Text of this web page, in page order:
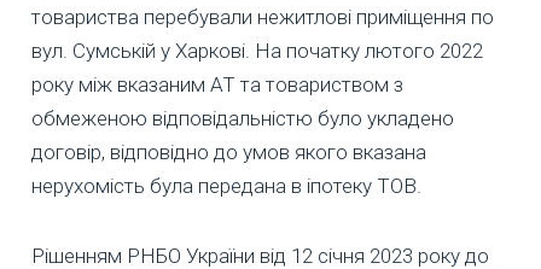
товариства перебували нежитлові приміщення по
вул. Сумській у Харкові. На початку лютого 2022
року між вказаним АТ та товариством з
обмеженою відповідальністю було укладено
договір, відповідно до умов якого вказана
нерухомість була передана в іпотеку ТОВ.
Рішенням РНБО України від 12 січня 2023 року до